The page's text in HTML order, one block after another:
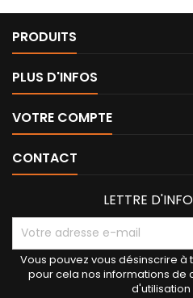
PRODUITS
PLUS D'INFOS
VOTRE COMPTE
CONTACT
LETTRE
Vous pouvez vous désinscrire à
pour cela nos informations de
d'utilisation